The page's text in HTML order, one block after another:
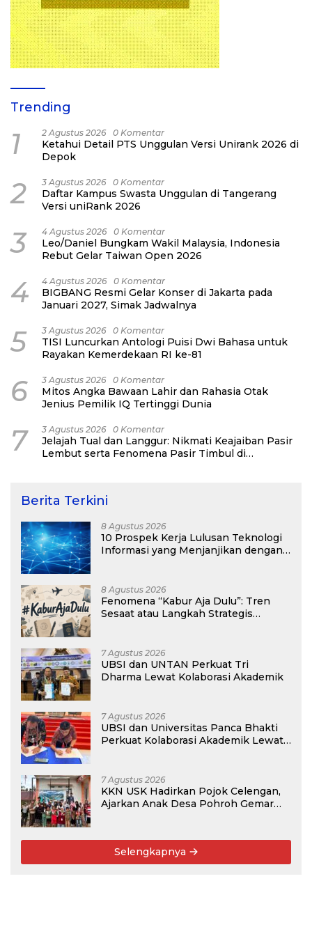
Trending
1 2 Agustus 2026 0 Komentar
Ketahui Detail PTS Unggulan Versi Unirank 2026 di
Depok
2 3 Agustus 2026 0 Komentar
Daftar Kampus Swasta Unggulan di Tangerang
Versi uniRank 2026
3 4 Agustus 2026 0 Komentar
Leo/Daniel Bungkam Wakil Malaysia, Indonesia
Rebut Gelar Taiwan Open 2026
4 4 Agustus 2026 0 Komentar
BIGBANG Resmi Gelar Konser di Jakarta pada
Januari 2027, Simak Jadwalnya
5 3 Agustus 2026 0 Komentar
TISI Luncurkan Antologi Puisi Dwi Bahasa untuk
Rayakan Kemerdekaan RI ke-81
6 3 Agustus 2026 0 Komentar
Mitos Angka Bawaan Lahir dan Rahasia Otak
Jenius Pemilik IQ Tertinggi Dunia
7 3 Agustus 2026 0 Komentar
Jelajah Tual dan Langgur: Nikmati Keajaiban Pasir
Lembut serta Fenomena Pasir Timbul di
Berita Terkini
8 Agustus 2026
10 Prospek Kerja Lulusan Teknologi
Informasi yang Menjanjikan dengan
8 Agustus 2026
Fenomena “Kabur Aja Dulu”: Tren
Sesaat atau Langkah Strategis
7 Agustus 2026
UBSI dan UNTAN Perkuat Tri
Dharma Lewat Kolaborasi Akademik
7 Agustus 2026
UBSI dan Universitas Panca Bhakti
Perkuat Kolaborasi Akademik Lewat
7 Agustus 2026
KKN USK Hadirkan Pojok Celengan,
Ajarkan Anak Desa Pohroh Gemar
Selengkapnya